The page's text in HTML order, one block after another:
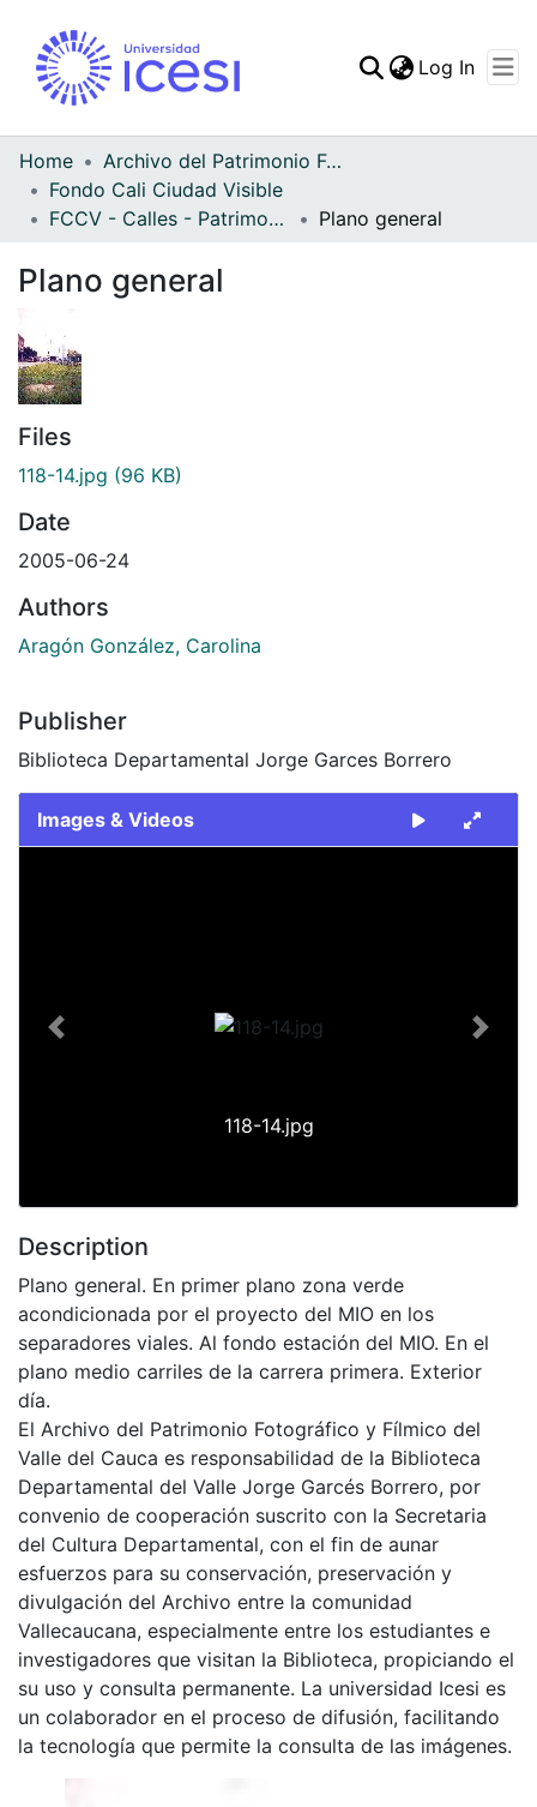
Log In
Home
Archivo del Patrimonio Fotográfico y Fílmico del Valle del Cauca
Fondo Cali Ciudad Visible
FCCV - Calles - Patrimonial
Plano general
Plano general
Files
118-14.jpg (96 KB)
Date
2005-06-24
Authors
Aragón González, Carolina
Publisher
Biblioteca Departamental Jorge Garces Borrero
Images & Videos
118-14.jpg
Previous Next
Description
Plano general. En primer plano zona verde
acondicionada por el proyecto del MIO en los
separadores viales. Al fondo estación del MIO. En el
plano medio carriles de la carrera primera. Exterior
día.
El Archivo del Patrimonio Fotográfico y Fílmico del
Valle del Cauca es responsabilidad de la Biblioteca
Departamental del Valle Jorge Garcés Borrero, por
convenio de cooperación suscrito con la Secretaria
del Cultura Departamental, con el fin de aunar
esfuerzos para su conservación, preservación y
divulgación del Archivo entre la comunidad
Vallecaucana, especialmente entre los estudiantes e
investigadores que visitan la Biblioteca, propiciando el
su uso y consulta permanente. La universidad Icesi es
un colaborador en el proceso de difusión, facilitando
la tecnología que permite la consulta de las imágenes.